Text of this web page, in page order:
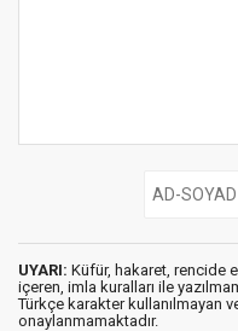
UYARI: Küfür, hakaret, rencide
içeren, imla kuralları ile
Türkçe karakter kullanılmayan
onaylanmamaktadır.